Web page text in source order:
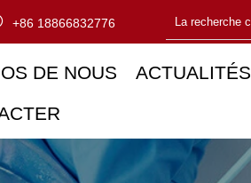
+86 18866832776
DE NOUS ACTUALITÉS